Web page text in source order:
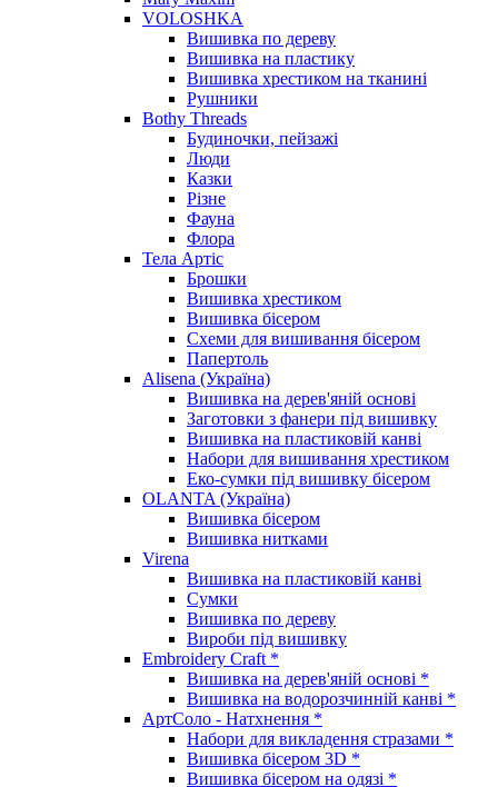
VOLOSHKA
Вишивка по дереву
Вишивка на пластику
Вишивка хрестиком на тканині
Рушники
Bothy Threads
Будиночки, пейзажі
Люди
Казки
Різне
Фауна
Флора
Тела Артіс
Брошки
Вишивка хрестиком
Вишивка бісером
Схеми для вишивання бісером
Папертоль
Alisena (Україна)
Вишивка на дерев'яній основі
Заготовки з фанери під вишивку
Вишивка на пластиковій канві
Набори для вишивання хрестиком
Еко-сумки під вишивку бісером
OLANTA (Україна)
Вишивка бісером
Вишивка нитками
Virena
Вишивка на пластиковій канві
Сумки
Вишивка по дереву
Вироби під вишивку
Embroidery Craft *
Вишивка на дерев'яній основі *
Вишивка на водорозчинній канві *
АртСоло - Натхнення *
Набори для викладення стразами *
Вишивка бісером 3D *
Вишивка бісером на одязі *